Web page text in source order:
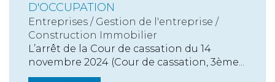
D'OCCUPATION
Entreprises / Gestion de l'entreprise /
Construction Immobilier
L’arrêt de la Cour de cassation du 14
novembre 2024 (Cour de cassation, 3ème...